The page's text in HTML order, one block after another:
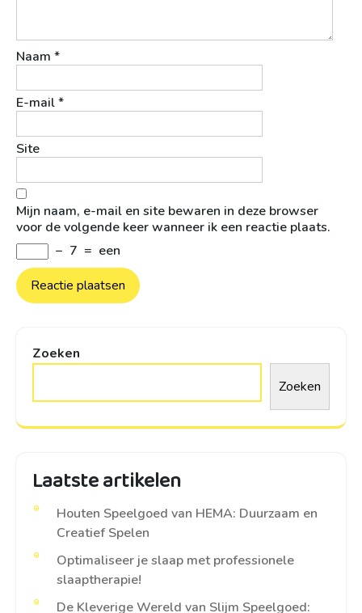
Naam *
E-mail*
Site
Mijn naam, e-mail en site bewaren in deze browser
voor de volgende keer wanneer ik een reactie plaats.
− 7 = een
Zoeken
Zoeken
Laatste artikelen
Houten Speelgoed van HEMA: Duurzaam en
Creatief Spelen
Optimaliseer je slaap met professionele
slaaptherapie!
De Kleverige Wereld van Slijm Speelgoed: